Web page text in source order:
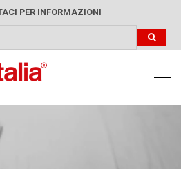
PER INFORMAZIONI